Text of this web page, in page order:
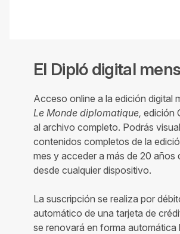
El Dipló digital
Acceso online a la edición digital
Le Monde diplomatique, edición
al archivo completo. Podrás
contenidos completos de la
mes y acceder a más de 20 años
desde cualquier dispositivo.
La suscripción se realiza por
automático de una tarjeta de
se renovará en forma automática